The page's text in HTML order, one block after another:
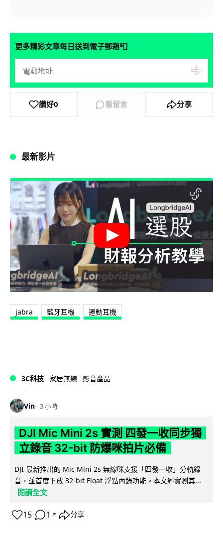
更多精彩文章每日送到電子郵箱📮
讚好0 看留言 分享
最新影片
jabra 藍牙耳機 運動耳機
3C科技 家居無線 影音產品
Vin 3 小時
DJI Mic Mini 2s 實測 四發一收同步獨
立錄音 32-bit 防爆咪拍片必備
DJI 最新推出的 Mic Mini 2s 無線咪支援「四發一收」分軌錄
音，並首度下放 32-bit Float 浮點內錄功能。本文經實測其...
閱讀全文
15 1 ↗ 分享